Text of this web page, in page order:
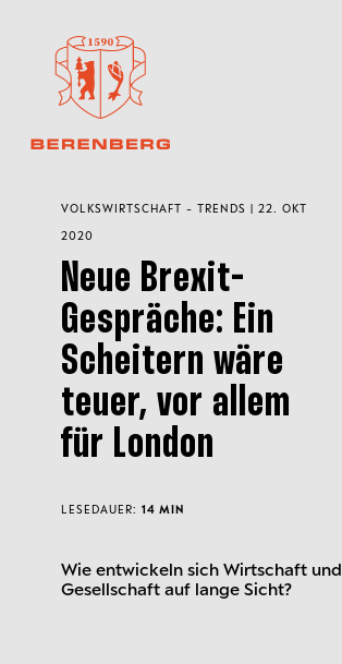
Wie entwickeln sich Wirtschaft und
Gesellschaft auf lange Sicht?
VOLKSWIRTSCHAFT - TRENDS | 22. OKT
2020
Neue Brexit-
Gespräche: Ein
Scheitern wäre
teuer, vor allem
für London
LESEDAUER: 14 MIN